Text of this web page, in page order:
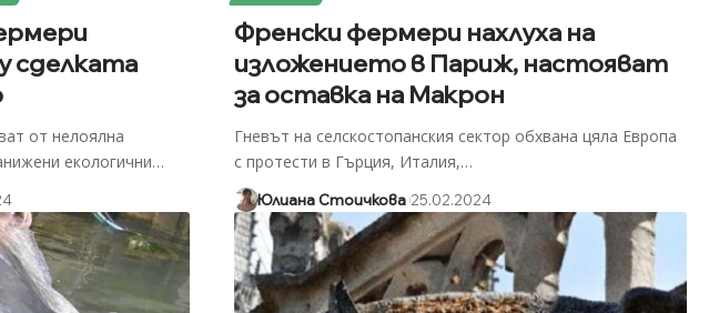
сделката
от нелоялна
екологични…
Френски фермери нахлуха на
изложението в Париж, настояват
за оставка на Макрон
Гневът на селскостопанския сектор обхвана цяла Европа
с протести в Гърция, Италия,…
Юлиана Стоичкова 25.02.2024